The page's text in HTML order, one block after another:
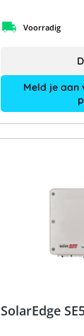
Voorradig
Meld je aan
SolarEdge